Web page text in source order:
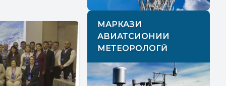
МАРКАЗИ
АВИАТСИОНИИ
МЕТЕОРОЛОГӢ